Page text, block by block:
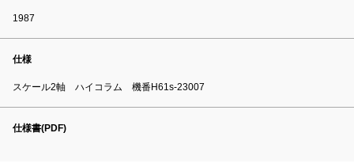
1987
仕様
スケール2軸 ハイコラム 機番H61s-23007
仕様書(PDF)